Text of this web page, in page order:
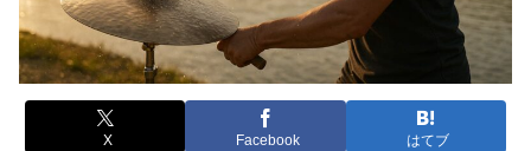
X Facebook はてブ